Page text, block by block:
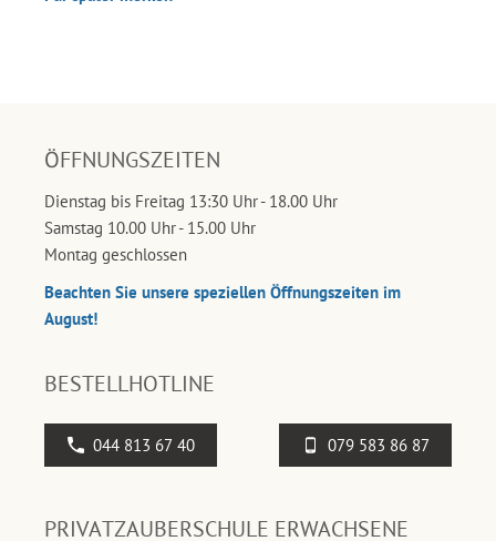
ÖFFNUNGSZEITEN
Dienstag bis Freitag 13:30 Uhr - 18.00 Uhr
Samstag 10.00 Uhr - 15.00 Uhr
Montag geschlossen
Beachten Sie unsere speziellen Öffnungszeiten im
August!
BESTELLHOTLINE
044 813 67 40 079 583 86 87
PRIVATZAUBERSCHULE ERWACHSENE